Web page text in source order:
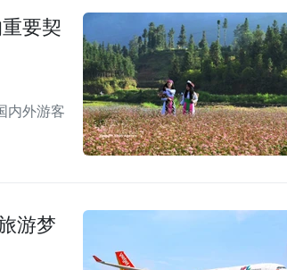
要契
内外游客
游梦